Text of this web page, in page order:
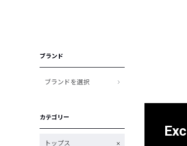
ブランド
ブランドを選択
カテゴリー
トップス